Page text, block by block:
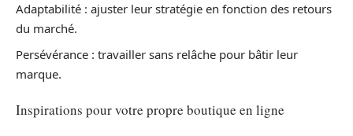
Adaptabilité : ajuster leur stratégie en fonction des retours
du marché.
Persévérance : travailler sans relâche pour bâtir leur
marque.
Inspirations pour votre propre boutique en ligne